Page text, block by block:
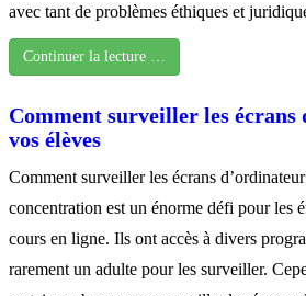
avec tant de problèmes éthiques et
Continuer la lecture …
Comment surveiller les écrans
vos élèves
Comment surveiller les écrans
concentration est un énorme défi pour les
cours en ligne. Ils ont accès à divers
rarement un adulte pour les surveiller.